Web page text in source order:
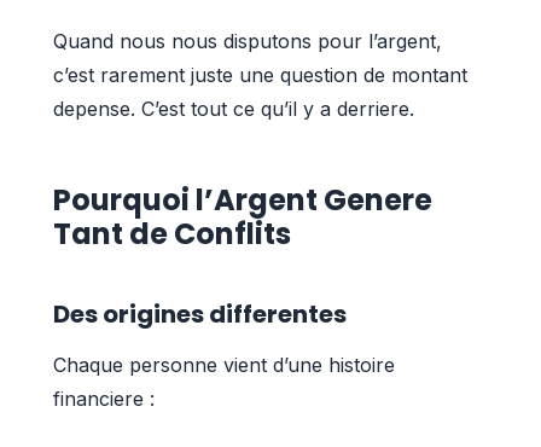
Quand nous nous disputons pour l’argent,
c’est rarement juste une question de montant
depense. C’est tout ce qu’il y a derriere.
Pourquoi l’Argent Genere
Tant de Conflits
Des origines differentes
Chaque personne vient d’une histoire
financiere :